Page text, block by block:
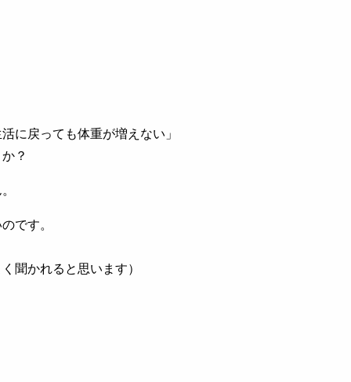
に戻っても体重が増えない」
？
です。
聞かれると思います）